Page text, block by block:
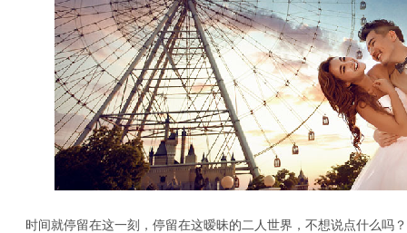
时间就停留在这一刻，停留在这暧昧的二人世界，不想说点什么吗？